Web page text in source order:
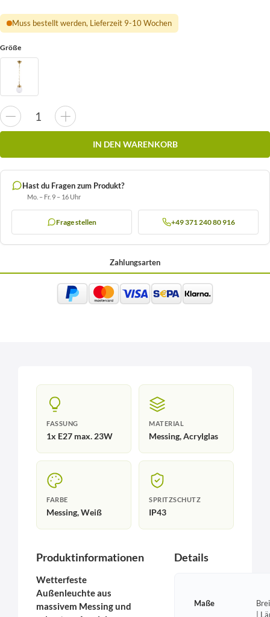
Muss bestellt werden, Lieferzeit 9-10 Wochen
Größe
IN DEN WARENKORB
Hast du Fragen zum Produkt?
Mo. – Fr. 9 – 16 Uhr
Frage stellen +49 371 240 80 916
Zahlungsarten
FASSUNG
1x E27 max. 23W
MATERIAL
Messing, Acrylglas
FARBE
Messing, Weiß
SPRITZSCHUTZ
IP43
Produktinformationen
Wetterfeste
Außenleuchte aus
massivem Messing und
Details
Maße
|